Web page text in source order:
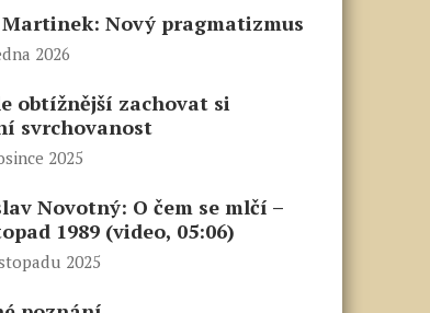
Nový pragmatizmus
2026
obtížnější zachovat si
svrchovanost
2025
Novotný: O čem se mlčí –
1989 (video, 05:06)
2025